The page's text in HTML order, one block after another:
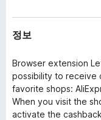
정보
Browser extension
possibility to receive
favorite shops:
When you visit the
activate the